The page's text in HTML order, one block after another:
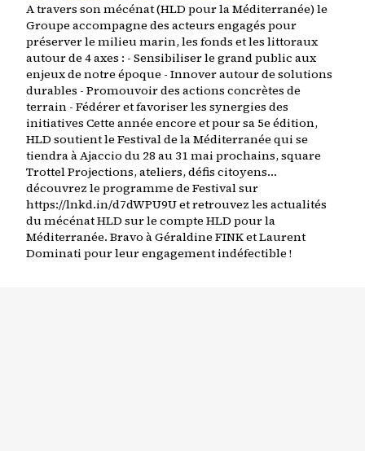
A travers son mécénat (HLD pour la Méditerranée) le
Groupe accompagne des acteurs engagés pour
préserver le milieu marin, les fonds et les littoraux
autour de 4 axes : - Sensibiliser le grand public aux
enjeux de notre époque - Innover autour de solutions
durables - Promouvoir des actions concrètes de
terrain - Fédérer et favoriser les synergies des
initiatives Cette année encore et pour sa 5e édition,
HLD soutient le Festival de la Méditerranée qui se
tiendra à Ajaccio du 28 au 31 mai prochains, square
Trottel Projections, ateliers, défis citoyens…
découvrez le programme de Festival sur
https://lnkd.in/d7dWPU9U et retrouvez les actualités
du mécénat HLD sur le compte HLD pour la
Méditerranée. Bravo à Géraldine FINK et Laurent
Dominati pour leur engagement indéfectible !